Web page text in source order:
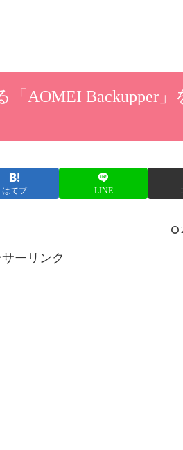
AOMEI Backupper」
はてブ LINE
ーリンク